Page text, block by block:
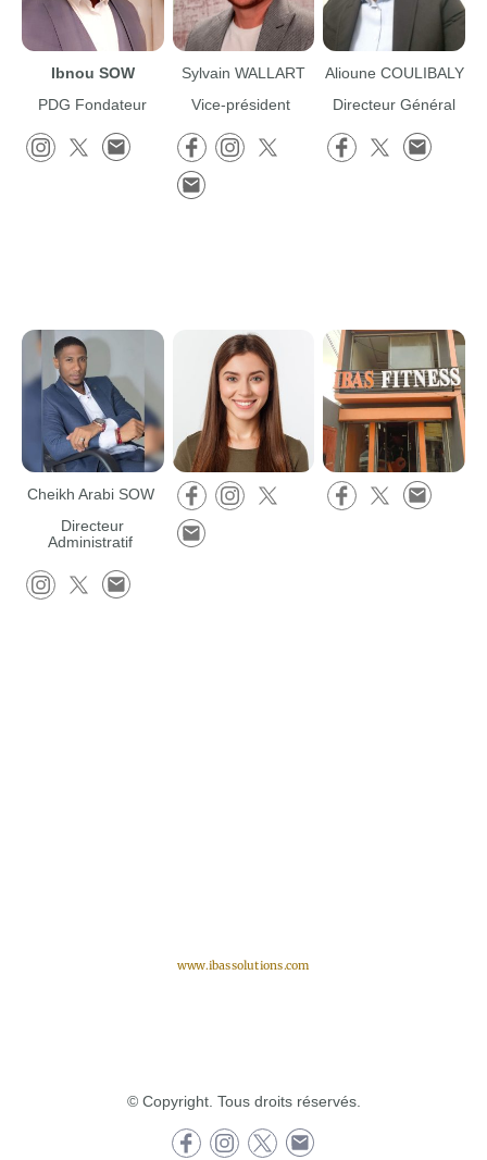
Ibnou SOW
PDG Fondateur
Sylvain WALLART
Vice-président
Alioune COULIBALY
Directeur Général
Cheikh Arabi SOW
Directeur
Administratif
www.ibassolutions.com
© Copyright. Tous droits réservés.